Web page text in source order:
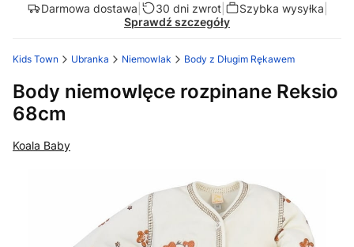
Darmowa dostawa 30 dni zwrot| Szybka wysyłka
Sprawdź szczegóły
Kids Town Ubranka Niemowlak Body z Długim Rękawem
Body niemowlęce rozpinane Reksio
68cm
Koala Baby